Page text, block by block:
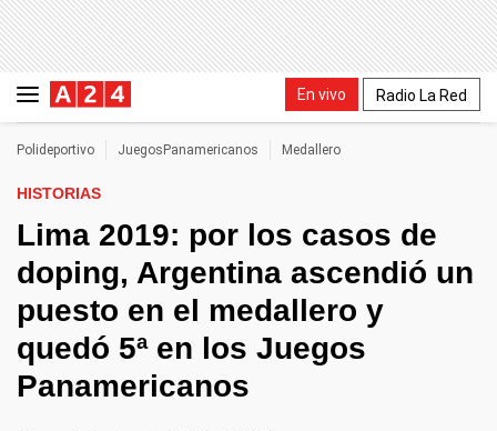
En vivo Radio La Red
Polideportivo JuegosPanamericanos Medallero
HISTORIAS
Lima 2019: por los casos de
doping, Argentina ascendió un
puesto en el medallero y
quedó 5ª en los Juegos
Panamericanos